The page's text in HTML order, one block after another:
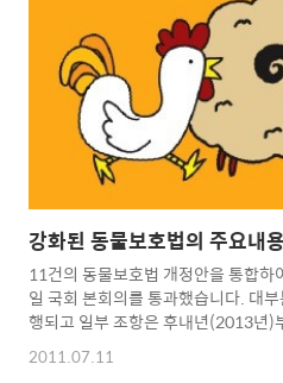
췌했다. "먹을거리와 심신의 건강은
보기에 확실히 오늘날 아이들의 정
과한 행동들, 예민하게 폭발하는 정
생활환경뿐 아니라 상..
강화된 동물보호법의 주요내
11건의 동물보호법 개정안을 통합
일 국회 본회의를 통과했습니다. 대
행되고 일부 조항은 후내년(2013년
의자 명단 (제안일 순) 조승수의원 등
범구의원 등 13인, 배은희의원 등 18
2011.07.11